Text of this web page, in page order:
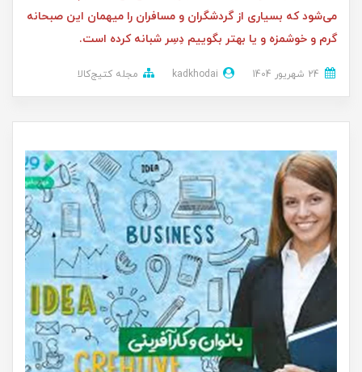
می‌شود که بسیاری از گردشگران و مسافران را میهمان این صبحانه
گرم و خوشمزه و یا بهتر بگوییم دِسِر شبانه کرده است.
kadkhodai مجله کتیج‌کالا